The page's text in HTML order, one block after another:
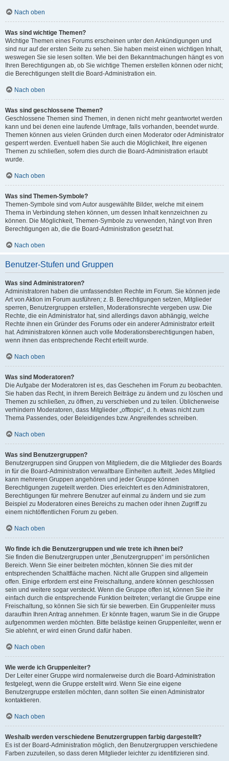
Nach oben
Was sind wichtige Themen?
Wichtige Themen eines Forums erscheinen unter den Ankündigungen und
sind nur auf der ersten Seite zu sehen. Sie haben meist einen wichtigen Inhalt,
weswegen Sie sie lesen sollten. Wie bei den Bekanntmachungen hängt es von
Ihren Berechtigungen ab, ob Sie wichtige Themen erstellen können oder nicht;
die Berechtigungen stellt die Board-Administration ein.
Nach oben
Was sind geschlossene Themen?
Geschlossene Themen sind Themen, in denen nicht mehr geantwortet werden
kann und bei denen eine laufende Umfrage, falls vorhanden, beendet wurde.
Themen können aus vielen Gründen durch einen Moderator oder Administrator
gesperrt werden. Eventuell haben Sie auch die Möglichkeit, Ihre eigenen
Themen zu schließen, sofern dies durch die Board-Administration erlaubt
wurde.
Nach oben
Was sind Themen-Symbole?
Themen-Symbole sind vom Autor ausgewählte Bilder, welche mit einem
Thema in Verbindung stehen können, um dessen Inhalt kennzeichnen zu
können. Die Möglichkeit, Themen-Symbole zu verwenden, hängt von Ihren
Berechtigungen ab, die die Board-Administration gesetzt hat.
Nach oben
Benutzer-Stufen und Gruppen
Was sind Administratoren?
Administratoren haben die umfassendsten Rechte im Forum. Sie können jede
Art von Aktion im Forum ausführen; z. B. Berechtigungen setzen, Mitglieder
sperren, Benutzergruppen erstellen, Moderationsrechte vergeben usw. Die
Rechte, die ein Administrator hat, sind allerdings davon abhängig, welche
Rechte ihnen ein Gründer des Forums oder ein anderer Administrator erteilt
hat. Administratoren können auch volle Moderationsberechtigungen haben,
wenn ihnen das entsprechende Recht erteilt wurde.
Nach oben
Was sind Moderatoren?
Die Aufgabe der Moderatoren ist es, das Geschehen im Forum zu beobachten.
Sie haben das Recht, in ihrem Bereich Beiträge zu ändern und zu löschen und
Themen zu schließen, zu öffnen, zu verschieben und zu teilen. Üblicherweise
verhindern Moderatoren, dass Mitglieder „offtopic“, d. h. etwas nicht zum
Thema Passendes, oder Beleidigendes bzw. Angreifendes schreiben.
Nach oben
Was sind Benutzergruppen?
Benutzergruppen sind Gruppen von Mitgliedern, die die Mitglieder des Boards
in für die Board-Administration verwaltbare Einheiten aufteilt. Jedes Mitglied
kann mehreren Gruppen angehören und jeder Gruppe können
Berechtigungen zugeteilt werden. Dies erleichtert es den Administratoren,
Berechtigungen für mehrere Benutzer auf einmal zu ändern und sie zum
Beispiel zu Moderatoren eines Bereichs zu machen oder ihnen Zugriff zu
einem nichtöffentlichen Forum zu geben.
Nach oben
Wo finde ich die Benutzergruppen und wie trete ich ihnen bei?
Sie finden die Benutzergruppen unter „Benutzergruppen“ im persönlichen
Bereich. Wenn Sie einer beitreten möchten, können Sie dies mit der
entsprechenden Schaltfläche machen. Nicht alle Gruppen sind allgemein
offen. Einige erfordern erst eine Freischaltung, andere können geschlossen
sein und weitere sogar versteckt. Wenn die Gruppe offen ist, können Sie ihr
einfach durch die entsprechende Funktion beitreten; verlangt die Gruppe eine
Freischaltung, so können Sie sich für sie bewerben. Ein Gruppenleiter muss
daraufhin Ihren Antrag annehmen. Er könnte fragen, warum Sie in die Gruppe
aufgenommen werden möchten. Bitte belästige keinen Gruppenleiter, wenn er
Sie ablehnt, er wird einen Grund dafür haben.
Nach oben
Wie werde ich Gruppenleiter?
Der Leiter einer Gruppe wird normalerweise durch die Board-Administration
festgelegt, wenn die Gruppe erstellt wird. Wenn Sie eine eigene
Benutzergruppe erstellen möchten, dann sollten Sie einen Administrator
kontaktieren.
Nach oben
Weshalb werden verschiedene Benutzergruppen farbig dargestellt?
Es ist der Board-Administration möglich, den Benutzergruppen verschiedene
Farben zuzuteilen, so dass deren Mitglieder leichter zu identifizieren sind.